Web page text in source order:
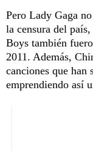
Pero Lady Gaga
la censura del
Boys también
2011. Además,
canciones que han
emprendiendo así